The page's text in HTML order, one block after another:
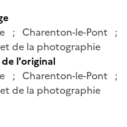
; Charenton-le-Pont ;
de la photographie
l'original
; Charenton-le-Pont ;
de la photographie